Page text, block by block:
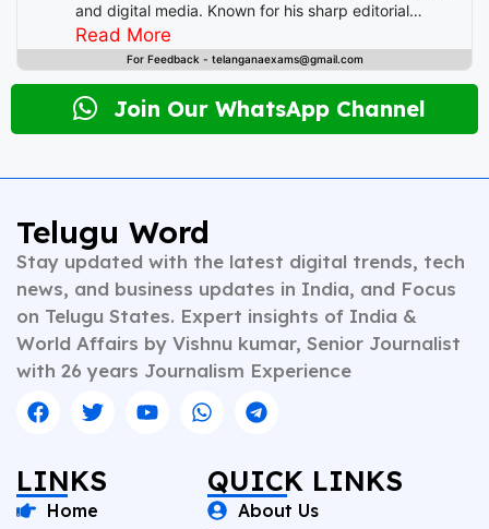
and digital media. Known for his sharp editorial
instincts and deep understanding of public
discourse, Vishnu has contributed to leading
desk editing to content strategy and multimedia
storytelling. His expertise spans a wide spectrum of
analysis, Vishnu brings clarity, credibility, and
context to every piece he writes. A trusted voice in
Indian journalism, he continues to shape narratives
that inform, empower, and inspire readers across
platforms.
Read More
For Feedback - telanganaexams@gmail.com
Join Our WhatsApp Channel
Telugu Word
Stay updated with the latest digital trends, tech
news, and business updates in India, and Focus
on Telugu States. Expert insights of India &
World Affairs by Vishnu kumar, Senior Journalist
with 26 years Journalism Experience
LINKS
Home
QUICK LINKS
About Us